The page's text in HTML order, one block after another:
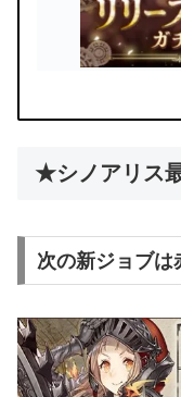
★シノアリス
次の新ジョブは